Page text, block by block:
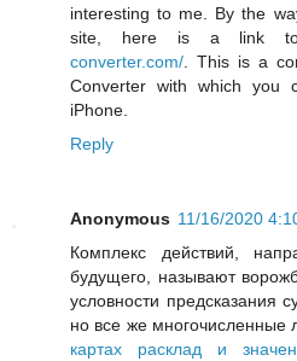
interesting to me. By the
site, here is a link
converter.com/ . This is a
Converter with which you
iPhone.
Reply
Anonymous 11/16/2020
Комплекс действий,
будущего, называют
условности предсказания
но все же многочисленные
картах расклад и